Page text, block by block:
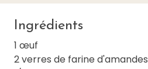
Ingrédients
1 œuf
2 verres de farine d'amandes